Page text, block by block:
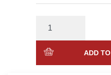
ADD